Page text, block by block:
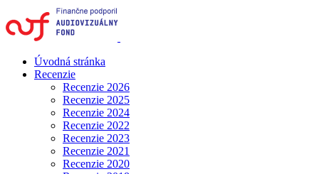
Úvodná stránka
Recenzie
Recenzie 2026
Recenzie 2025
Recenzie 2024
Recenzie 2022
Recenzie 2023
Recenzie 2021
Recenzie 2020